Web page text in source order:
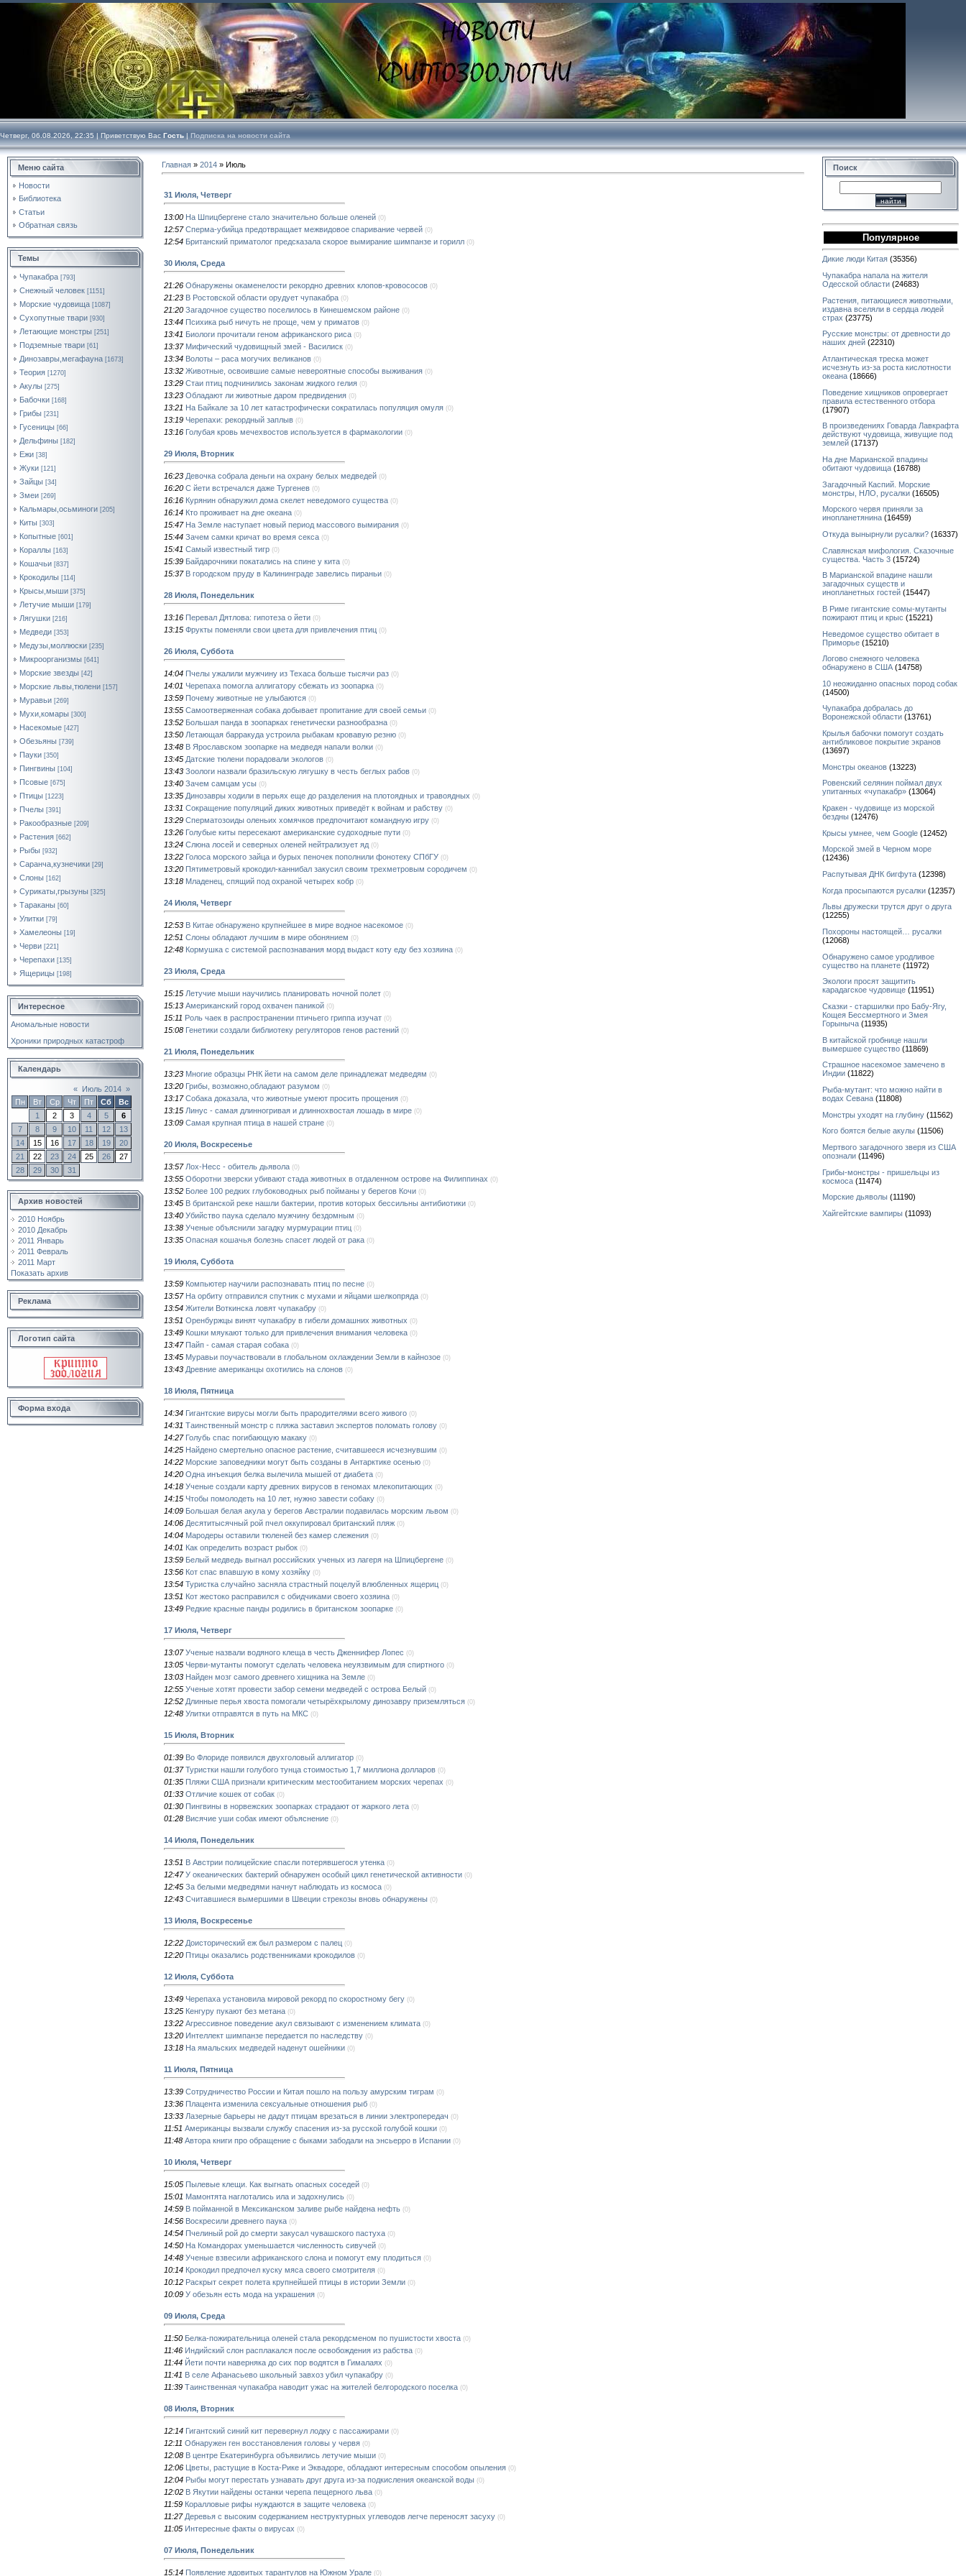
Четверг, 06.08.2026, 22:35 | Приветствую Вас Гость | Подписка на новости сайта
Меню сайта
Новости
Библиотека
Статьи
Обратная связь
Темы
Чупакабра [793]
Снежный человек [1151]
Морские чудовища [1087]
Сухопутные твари [930]
Летающие монстры [251]
Подземные твари [61]
Динозавры,мегафауна [1673]
Теория [1270]
Акулы [275]
Бабочки [168]
Грибы [231]
Гусеницы [66]
Дельфины [182]
Ежи [38]
Жуки [121]
Зайцы [34]
Змеи [269]
Кальмары,осьминоги [205]
Киты [303]
Копытные [601]
Кораллы [163]
Кошачьи [837]
Крокодилы [114]
Крысы,мыши [375]
Летучие мыши [179]
Лягушки [216]
Медведи [353]
Медузы,моллюски [235]
Микроорганизмы [641]
Морские звезды [42]
Морские львы,тюлени [157]
Муравьи [269]
Мухи,комары [300]
Насекомые [427]
Обезьяны [739]
Пауки [350]
Пингвины [104]
Псовые [675]
Птицы [1223]
Пчелы [391]
Ракообразные [209]
Растения [662]
Рыбы [932]
Саранча,кузнечики [29]
Слоны [162]
Сурикаты,грызуны [325]
Тараканы [60]
Улитки [79]
Хамелеоны [19]
Черви [221]
Черепахи [135]
Ящерицы [198]
Интересное
Аномальные новости
Хроники природных катастроф
Календарь
« Июль 2014 »
Пн
Вт Ср Чт Пт Сб
Вс
1
2 3 4 5
6
7
8 9 10 11 12
13
14
15 16 17 18 19
20
21
22 23 24 25 26
27
28
29 30 31
Архив новостей
2010 Ноябрь
2010 Декабрь
2011 Январь
2011 Февраль
2011 Март
Показать архив
Реклама
Логотип сайта
Форма входа
Главная » 2014 » Июль
31 Июля, Четверг
13:00 На Шпицбергене стало значительно больше оленей (0)
12:57 Сперма-убийца предотвращает межвидовое спаривание червей (0)
12:54 Британский приматолог предсказала скорое вымирание шимпанзе и горилл (0)
30 Июля, Среда
21:26 Обнаружены окаменелости рекордно древних клопов-кровососов (0)
21:23 В Ростовской области орудует чупакабра (0)
21:20 Загадочное существо поселилось в Кинешемском районе (0)
13:44 Психика рыб ничуть не проще, чем у приматов (0)
13:41 Биологи прочитали геном африканского риса (0)
13:37 Мифический чудовищный змей - Василиск (0)
13:34 Волоты – раса могучих великанов (0)
13:32 Животные, освоившие самые невероятные способы выживания (0)
13:29 Стаи птиц подчинились законам жидкого гелия (0)
13:23 Обладают ли животные даром предвидения (0)
13:21 На Байкале за 10 лет катастрофически сократилась популяция омуля (0)
13:19 Черепахи: рекордный заплыв (0)
13:16 Голубая кровь мечехвостов используется в фармакологии (0)
29 Июля, Вторник
16:23 Девочка собрала деньги на охрану белых медведей (0)
16:20 С йети встречался даже Тургенев (0)
16:16 Курянин обнаружил дома скелет неведомого существа (0)
16:14 Кто проживает на дне океана (0)
15:47 На Земле наступает новый период массового вымирания (0)
15:44 Зачем самки кричат во время секса (0)
15:41 Самый известный тигр (0)
15:39 Байдарочники покатались на спине у кита (0)
15:37 В городском пруду в Калининграде завелись пираньи (0)
28 Июля, Понедельник
13:16 Перевал Дятлова: гипотеза о йети (0)
13:15 Фрукты поменяли свои цвета для привлечения птиц (0)
26 Июля, Суббота
14:04 Пчелы ужалили мужчину из Техаса больше тысячи раз (0)
14:01 Черепаха помогла аллигатору сбежать из зоопарка (0)
13:59 Почему животные не улыбаются (0)
13:55 Самоотверженная собака добывает пропитание для своей семьи (0)
13:52 Большая панда в зоопарках генетически разнообразна (0)
13:50 Летающая барракуда устроила рыбакам кровавую резню (0)
13:48 В Ярославском зоопарке на медведя напали волки (0)
13:45 Датские тюлени порадовали экологов (0)
13:43 Зоологи назвали бразильскую лягушку в честь беглых рабов (0)
13:40 Зачем самцам усы (0)
13:35 Динозавры ходили в перьях еще до разделения на плотоядных и травоядных (0)
13:31 Сокращение популяций диких животных приведёт к войнам и рабству (0)
13:29 Сперматозоиды оленьих хомячков предпочитают командную игру (0)
13:26 Голубые киты пересекают американские судоходные пути (0)
13:24 Слюна лосей и северных оленей нейтрализует яд (0)
13:22 Голоса морского зайца и бурых пеночек пополнили фонотеку СПбГУ (0)
13:20 Пятиметровый крокодил-каннибал закусил своим трехметровым сородичем (0)
13:18 Младенец, спящий под охраной четырех кобр (0)
24 Июля, Четверг
12:53 В Китае обнаружено крупнейшее в мире водное насекомое (0)
12:51 Слоны обладают лучшим в мире обонянием (0)
12:48 Кормушка с системой распознавания морд выдаст коту еду без хозяина (0)
23 Июля, Среда
15:15 Летучие мыши научились планировать ночной полет (0)
15:13 Американский город охвачен паникой (0)
15:11 Роль чаек в распространении птичьего гриппа изучат (0)
15:08 Генетики создали библиотеку регуляторов генов растений (0)
21 Июля, Понедельник
13:23 Многие образцы РНК йети на самом деле принадлежат медведям (0)
13:20 Грибы, возможно,обладают разумом (0)
13:17 Собака доказала, что животные умеют просить прощения (0)
13:15 Линус - самая длинногривая и длиннохвостая лошадь в мире (0)
13:09 Самая крупная птица в нашей стране (0)
20 Июля, Воскресенье
13:57 Лох-Несс - обитель дьявола (0)
13:55 Оборотни зверски убивают стада животных в отдаленном острове на Филиппинах (0)
13:52 Более 100 редких глубоководных рыб пойманы у берегов Кочи (0)
13:45 В британской реке нашли бактерии, против которых бессильны антибиотики (0)
13:40 Убийство паука сделало мужчину бездомным (0)
13:38 Ученые объяснили загадку мурмурации птиц (0)
13:35 Опасная кошачья болезнь спасет людей от рака (0)
19 Июля, Суббота
13:59 Компьютер научили распознавать птиц по песне (0)
13:57 На орбиту отправился спутник с мухами и яйцами шелкопряда (0)
13:54 Жители Воткинска ловят чупакабру (0)
13:51 Оренбуржцы винят чупакабру в гибели домашних животных (0)
13:49 Кошки мяукают только для привлечения внимания человека (0)
13:47 Пайп - самая старая собака (0)
13:45 Муравьи поучаствовали в глобальном охлаждении Земли в кайнозое (0)
13:43 Древние американцы охотились на слонов (0)
18 Июля, Пятница
14:34 Гигантские вирусы могли быть прародителями всего живого (0)
14:31 Таинственный монстр с пляжа заставил экспертов поломать голову (0)
14:27 Голубь спас погибающую макаку (0)
14:25 Найдено смертельно опасное растение, считавшееся исчезнувшим (0)
14:22 Морские заповедники могут быть созданы в Антарктике осенью (0)
14:20 Одна инъекция белка вылечила мышей от диабета (0)
14:18 Ученые создали карту древних вирусов в геномах млекопитающих (0)
14:15 Чтобы помолодеть на 10 лет, нужно завести собаку (0)
14:09 Большая белая акула у берегов Австралии подавилась морским львом (0)
14:06 Десятитысячный рой пчел оккупировал британский пляж (0)
14:04 Мародеры оставили тюленей без камер слежения (0)
14:01 Как определить возраст рыбок (0)
13:59 Белый медведь выгнал российских ученых из лагеря на Шпицбергене (0)
13:56 Кот спас впавшую в кому хозяйку (0)
13:54 Туристка случайно засняла страстный поцелуй влюбленных ящериц (0)
13:51 Кот жестоко расправился с обидчиками своего хозяина (0)
13:49 Редкие красные панды родились в британском зоопарке (0)
17 Июля, Четверг
13:07 Ученые назвали водяного клеща в честь Дженнифер Лопес (0)
13:05 Черви-мутанты помогут сделать человека неуязвимым для спиртного (0)
13:03 Найден мозг самого древнего хищника на Земле (0)
12:55 Ученые хотят провести забор семени медведей с острова Белый (0)
12:52 Длинные перья хвоста помогали четырёхкрылому динозавру приземляться (0)
12:48 Улитки отправятся в путь на МКС (0)
15 Июля, Вторник
01:39 Во Флориде появился двухголовый аллигатор (0)
01:37 Туристки нашли голубого тунца стоимостью 1,7 миллиона долларов (0)
01:35 Пляжи США признали критическим местообитанием морских черепах (0)
01:33 Отличие кошек от собак (0)
01:30 Пингвины в норвежских зоопарках страдают от жаркого лета (0)
01:28 Висячие уши собак имеют объяснение (0)
14 Июля, Понедельник
13:51 В Австрии полицейские спасли потерявшегося утенка (0)
12:47 У океанических бактерий обнаружен особый цикл генетической активности (0)
12:45 За белыми медведями начнут наблюдать из космоса (0)
12:43 Считавшиеся вымершими в Швеции стрекозы вновь обнаружены (0)
13 Июля, Воскресенье
12:22 Доисторический еж был размером с палец (0)
12:20 Птицы оказались родственниками крокодилов (0)
12 Июля, Суббота
13:49 Черепаха установила мировой рекорд по скоростному бегу (0)
13:25 Кенгуру пукают без метана (0)
13:22 Агрессивное поведение акул связывают с изменением климата (0)
13:20 Интеллект шимпанзе передается по наследству (0)
13:18 На ямальских медведей наденут ошейники (0)
11 Июля, Пятница
13:39 Сотрудничество России и Китая пошло на пользу амурским тиграм (0)
13:36 Плацента изменила сексуальные отношения рыб (0)
13:33 Лазерные барьеры не дадут птицам врезаться в линии электропередач (0)
11:51 Американцы вызвали службу спасения из-за русской голубой кошки (0)
11:48 Автора книги про обращение с быками забодали на энсьерро в Испании (0)
10 Июля, Четверг
15:05 Пылевые клещи. Как выгнать опасных соседей (0)
15:01 Мамонтята наглотались ила и задохнулись (0)
14:59 В пойманной в Мексиканском заливе рыбе найдена нефть (0)
14:56 Воскресили древнего паука (0)
14:54 Пчелиный рой до смерти закусал чувашского пастуха (0)
14:50 На Командорах уменьшается численность сивучей (0)
14:48 Ученые взвесили африканского слона и помогут ему плодиться (0)
10:14 Крокодил предпочел куску мяса своего смотрителя (0)
10:12 Раскрыт секрет полета крупнейшей птицы в истории Земли (0)
10:09 У обезьян есть мода на украшения (0)
09 Июля, Среда
11:50 Белка-пожирательница оленей стала рекордсменом по пушистости хвоста (0)
11:46 Индийский слон расплакался после освобождения из рабства (0)
11:44 Йети почти наверняка до сих пор водятся в Гималаях (0)
11:41 В селе Афанасьево школьный завхоз убил чупакабру (0)
11:39 Таинственная чупакабра наводит ужас на жителей белгородского поселка (0)
08 Июля, Вторник
12:14 Гигантский синий кит перевернул лодку с пассажирами (0)
12:11 Обнаружен ген восстановления головы у червя (0)
12:08 В центре Екатеринбурга объявились летучие мыши (0)
12:06 Цветы, растущие в Коста-Рике и Эквадоре, обладают интересным способом опыления (0)
12:04 Рыбы могут перестать узнавать друг друга из-за подкисления океанской воды (0)
12:02 В Якутии найдены останки черепа пещерного льва (0)
11:59 Коралловые рифы нуждаются в защите человека (0)
11:27 Деревья с высоким содержанием неструктурных углеводов легче переносят засуху (0)
11:05 Интересные факты о вирусах (0)
07 Июля, Понедельник
15:14 Появление ядовитых тарантулов на Южном Урале (0)
Поиск
Популярное
Дикие люди Китая (35356)
Чупакабра напала на жителя
Одесской области (24683)
Растения, питающиеся животными,
издавна вселяли в сердца людей
страх (23775)
Русские монстры: от древности до
наших дней (22310)
Атлантическая треска может
исчезнуть из-за роста кислотности
океана (18666)
Поведение хищников опровергает
правила естественного отбора
(17907)
В произведениях Говарда Лавкрафта
действуют чудовища, живущие под
землей (17137)
На дне Марианской впадины
обитают чудовища (16788)
Загадочный Каспий. Морские
монстры, НЛО, русалки (16505)
Морского червя приняли за
инопланетянина (16459)
Откуда вынырнули русалки? (16337)
Славянская мифология. Сказочные
существа. Часть 3 (15724)
В Марианской впадине нашли
загадочных существ и
инопланетных гостей (15447)
В Риме гигантские сомы-мутанты
пожирают птиц и крыс (15221)
Неведомое существо обитает в
Приморье (15210)
Логово снежного человека
обнаружено в США (14758)
10 неожиданно опасных пород собак
(14500)
Чупакабра добралась до
Воронежской области (13761)
Крылья бабочки помогут создать
антибликовое покрытие экранов
(13697)
Монстры океанов (13223)
Ровенский селянин поймал двух
упитанных «чупакабр» (13064)
Кракен - чудовище из морской
бездны (12476)
Крысы умнее, чем Google (12452)
Морской змей в Черном море
(12436)
Распутывая ДНК бигфута (12398)
Когда просыпаются русалки (12357)
Львы дружески трутся друг о друга
(12255)
Похороны настоящей… русалки
(12068)
Обнаружено самое уродливое
существо на планете (11972)
Экологи просят защитить
карадагское чудовище (11951)
Сказки - старшилки про Бабу-Ягу,
Кощея Бессмертного и Змея
Горыныча (11935)
В китайской гробнице нашли
вымершее существо (11869)
Страшное насекомое замечено в
Индии (11822)
Рыба-мутант: что можно найти в
водах Севана (11808)
Монстры уходят на глубину (11562)
Кого боятся белые акулы (11506)
Мертвого загадочного зверя из США
опознали (11496)
Грибы-монстры - пришельцы из
космоса (11474)
Морские дьяволы (11190)
Хайгейтские вампиры (11093)